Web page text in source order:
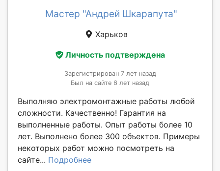
Мастер "Андрей Шкарапута"
Харьков
Личность подтверждена
Зарегистрирован 7 лет назад
Был на сайте 6 лет назад
Выполняю электромонтажные работы любой
сложности. Качественно! Гарантия на
выполненные работы. Опыт работы более 10
лет. Выполнено более 300 объектов. Примеры
некоторых работ можно посмотреть на
сайте... Подробнее